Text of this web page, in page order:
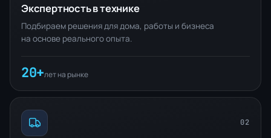
Экспертность в технике
Подбираем решения для дома, работы и бизнеса
на основе реального опыта.
20+лет на рынке
02